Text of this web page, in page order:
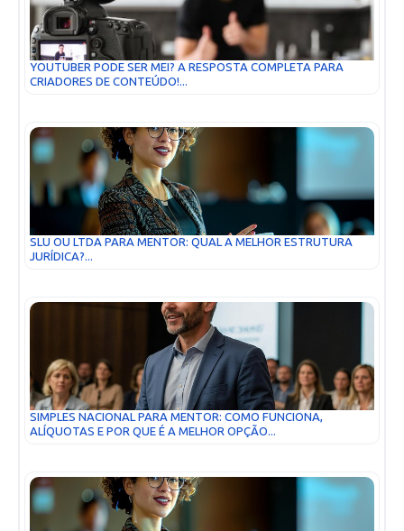
YOUTUBER PODE SER MEI? A RESPOSTA COMPLETA PARA
CRIADORES DE CONTEÚDO!...
SLU OU LTDA PARA MENTOR: QUAL A MELHOR ESTRUTURA
JURÍDICA?...
SIMPLES NACIONAL PARA MENTOR: COMO FUNCIONA,
ALÍQUOTAS E POR QUE É A MELHOR OPÇÃO...